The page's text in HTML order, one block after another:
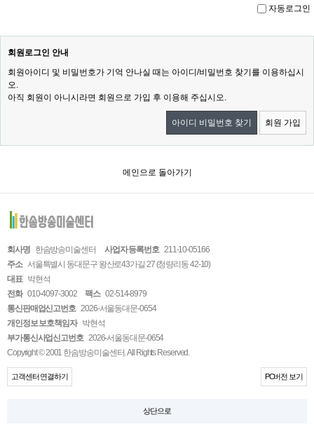
자동로그인
회원로그인 안내
회원아이디 및 비밀번호가 기억 안나실 때는 아이디/비밀번호 찾기를 이용하십시
오.
아직 회원이 아니시라면 회원으로 가입 후 이용해 주십시오.
아이디 비밀번호 찾기 회원 가입
메인으로 돌아가기
회사명 한솜방송미술센터 사업자 등록번호 211-10-05166
주소 서울특별시 동대문구 왕산로43가길 27 (청량리동 42-10)
대표 박현석
전화 010-4097-3002 팩스 02-514-8979
통신판매업신고번호 2026-서울동대문-0654
개인정보 보호책임자 박현석
부가통신사업신고번호 2026-서울동대문-0654
Copyright © 2001 한솜방송미술센터. All Rights Reserved.
고객센터 연결하기 PC버전 보기
상단으로